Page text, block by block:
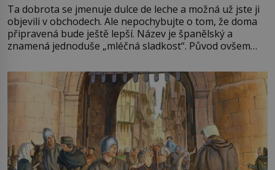
Ta dobrota se jmenuje dulce de leche a možná už jste ji
objevili v obchodech. Ale nepochybujte o tom, že doma
připravená bude ještě lepší. Název je španělský a
znamená jednoduše „mléčná sladkost“. Původ ovšem
pře hned několik latinskoamerických zemí a k tomu
Francie, kde se traduje,